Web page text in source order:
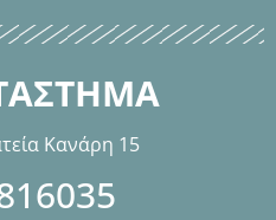
Κανάρη 15